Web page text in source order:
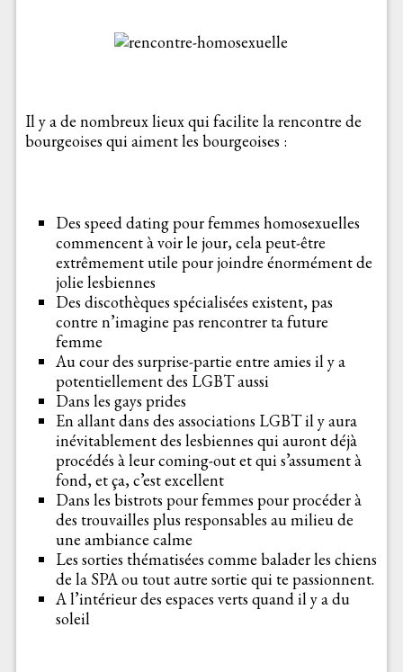
Il y a de nombreux lieux qui facilite la rencontre de
bourgeoises qui aiment les bourgeoises :
Des speed dating pour femmes homosexuelles
commencent à voir le jour, cela peut-être
extrêmement utile pour joindre énormément de
jolie lesbiennes
Des discothèques spécialisées existent, pas
contre n’imagine pas rencontrer ta future
femme
Au cour des surprise-partie entre amies il y a
potentiellement des LGBT aussi
Dans les gays prides
En allant dans des associations LGBT il y aura
inévitablement des lesbiennes qui auront déjà
procédés à leur coming-out et qui s’assument à
fond, et ça, c’est excellent
Dans les bistrots pour femmes pour procéder à
des trouvailles plus responsables au milieu de
une ambiance calme
Les sorties thématisées comme balader les chiens
de la SPA ou tout autre sortie qui te passionnent.
A l’intérieur des espaces verts quand il y a du
soleil